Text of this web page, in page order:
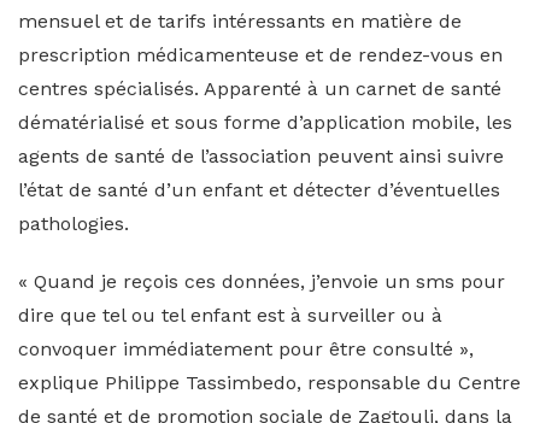
mensuel et de tarifs intéressants en matière de
prescription médicamenteuse et de rendez-vous en
centres spécialisés. Apparenté à un carnet de santé
dématérialisé et sous forme d’application mobile, les
agents de santé de l’association peuvent ainsi suivre
l’état de santé d’un enfant et détecter d’éventuelles
pathologies.
« Quand je reçois ces données, j’envoie un sms pour
dire que tel ou tel enfant est à surveiller ou à
convoquer immédiatement pour être consulté »,
explique Philippe Tassimbedo, responsable du Centre
de santé et de promotion sociale de Zagtouli, dans la